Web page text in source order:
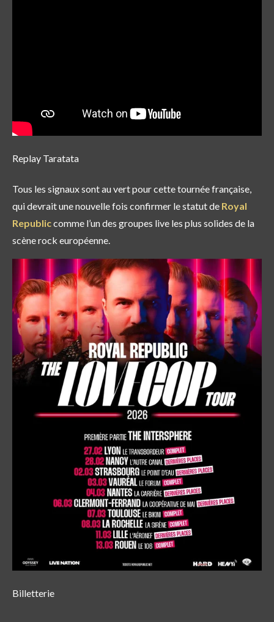
Replay Taratata
Tous les signaux sont au vert pour cette tournée française,
qui devrait une nouvelle fois confirmer le statut de Royal
Republiccomme l’un des groupes live les plus solides de la
scène rock européenne.
Billetterie